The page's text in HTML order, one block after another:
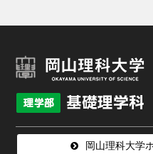
岡山理科大学